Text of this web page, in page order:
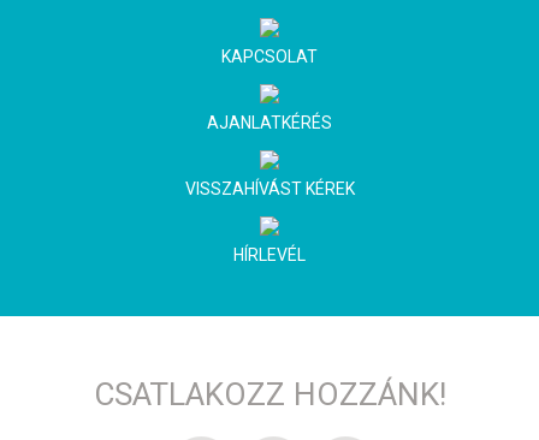
KAPCSOLAT
AJANLATKÉRÉS
VISSZAHÍVÁST KÉREK
HÍRLEVÉL
CSATLAKOZZ HOZZÁNK!